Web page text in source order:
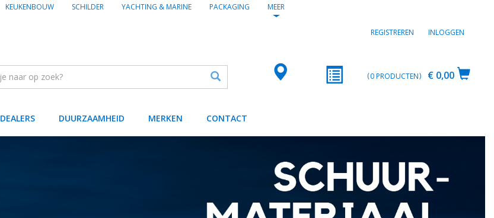
KEUKENBOUW SCHILDER YACHTING & MARINE PACKAGING MEER
REGISTREREN INLOGGEN
€ 0,00
0PRODUCTEN
DEALERS DUURZAAMHEID MERKEN CONTACT